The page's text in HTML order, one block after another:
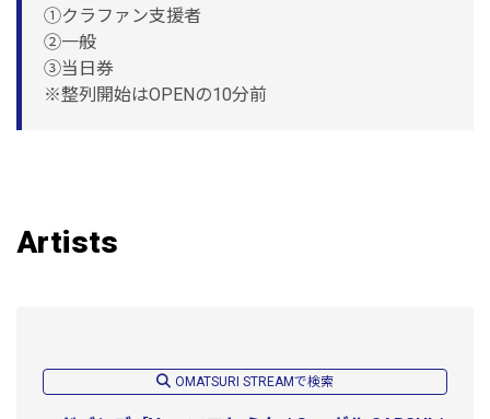
①クラファン支援者
②一般
③当日券
※整列開始はOPENの10分前
Artists
OMATSURI STREAMで検索